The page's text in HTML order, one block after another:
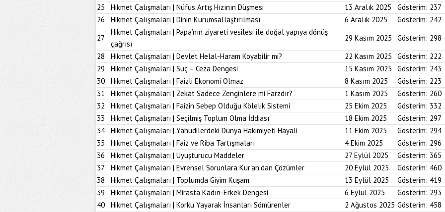
25
Hikmet Çalışmaları | Nüfus Artış Hızının Düşmesi 13 Aralık 2025 Gösterim: 237
26
Hikmet Çalışmaları | Dinin Kurumsallaştırılması 6 Aralık 2025 Gösterim: 242
27
Hikmet Çalışmaları | Papa’nın ziyareti vesilesi ile doğal yapıya dönüş
çağrısı
29 Kasım 2025 Gösterim: 298
28
Hikmet Çalışmaları | Devlet Helal-Haram Koyabilir mi? 22 Kasım 2025 Gösterim: 222
29
Hikmet Çalışmaları | Suç – Ceza Dengesi 15 Kasım 2025 Gösterim: 243
30
Hikmet Çalışmaları | Faizli Ekonomi Olmaz 8 Kasım 2025 Gösterim: 223
31
Hikmet Çalışmaları | Zekat Sadece Zenginlere mi Farzdır? 1 Kasım 2025 Gösterim: 260
32
Hikmet Çalışmaları | Faizin Sebep Olduğu Kölelik Sistemi 25 Ekim 2025 Gösterim: 332
33
Hikmet Çalışmaları | Seçilmiş Toplum Olma İddiası 18 Ekim 2025 Gösterim: 297
34
Hikmet Çalışmaları | Yahudilerdeki Dünya Hakimiyeti Hayali 11 Ekim 2025 Gösterim: 294
35
Hikmet Çalışmaları | Faiz ve Riba Tartışmaları 4 Ekim 2025 Gösterim: 296
36
Hikmet Çalışmaları | Uyuşturucu Maddeler 27 Eylül 2025 Gösterim: 365
37
Hikmet Çalışmaları | Evrensel Sorunlara Kur’an’dan Çözümler 20 Eylül 2025 Gösterim: 460
38
Hikmet Çalışmaları | Toplumda Giyim Kuşam 13 Eylül 2025 Gösterim: 419
39
Hikmet Çalışmaları | Mirasta Kadın-Erkek Dengesi 6 Eylül 2025 Gösterim: 293
40
Hikmet Çalışmaları | Korku Yayarak İnsanları Sömürenler 2 Ağustos 2025 Gösterim: 458